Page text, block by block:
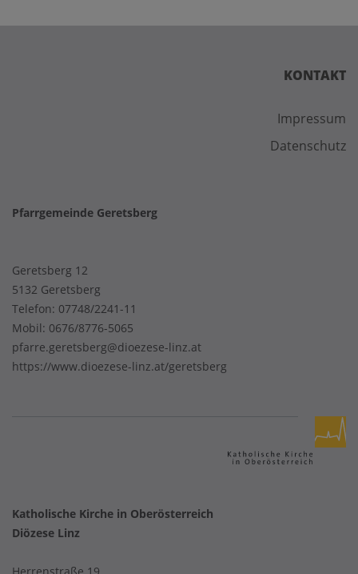
KONTAKT
Impressum
Datenschutz
Pfarrgemeinde Geretsberg
Geretsberg 12
5132 Geretsberg
Telefon: 07748/2241-11
Mobil: 0676/8776-5065
pfarre.geretsberg@dioezese-linz.at
https://www.dioezese-linz.at/geretsberg
Katholische Kirche in Oberösterreich
Diözese Linz